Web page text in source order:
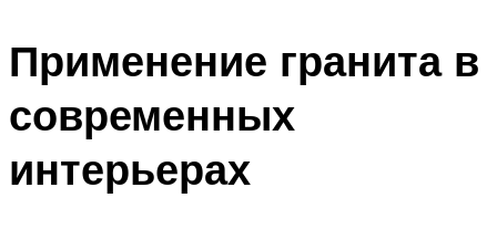
Применение гранита в
современных
интерьерах